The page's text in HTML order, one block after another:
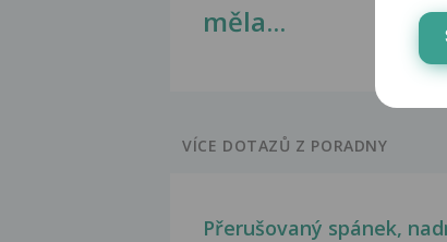
měla...
VÍCE DOTAZŮ Z PORADNY
Přerušovaný spánek,